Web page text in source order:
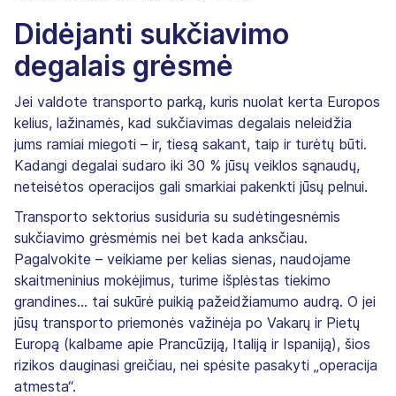
Didėjanti sukčiavimo
degalais grėsmė
Jei valdote transporto parką, kuris nuolat kerta Europos
kelius, lažinamės, kad sukčiavimas degalais neleidžia
jums ramiai miegoti – ir, tiesą sakant, taip ir turėtų būti.
Kadangi degalai sudaro iki 30 % jūsų veiklos sąnaudų,
neteisėtos operacijos gali smarkiai pakenkti jūsų pelnui.
Transporto sektorius susiduria su sudėtingesnėmis
sukčiavimo grėsmėmis nei bet kada anksčiau.
Pagalvokite – veikiame per kelias sienas, naudojame
skaitmeninius mokėjimus, turime išplėstas tiekimo
grandines... tai sukūrė puikią pažeidžiamumo audrą. O jei
jūsų transporto priemonės važinėja po Vakarų ir Pietų
Europą (kalbame apie Prancūziją, Italiją ir Ispaniją), šios
rizikos dauginasi greičiau, nei spėsite pasakyti „operacija
atmesta“.